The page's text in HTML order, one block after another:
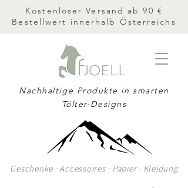
Kostenloser Versand ab 90 €
Bestellwert innerhalb Österreichs
Geschenke · Accessoires · Papier · Kleidung
Nachhaltige Produkte in smarten
Tölter-Designs